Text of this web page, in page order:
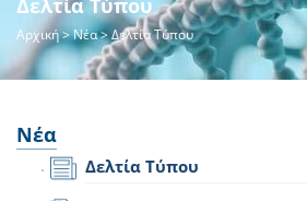
Αρχική>Νέα> Δελτία Τύπου
Νέα
Δελτία Τύπου